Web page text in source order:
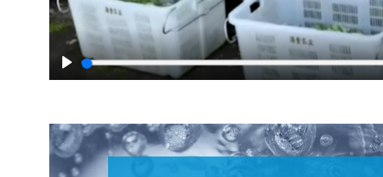
Play